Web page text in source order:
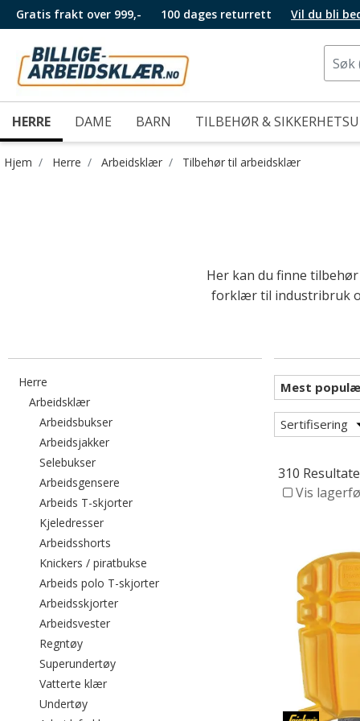
Gratis frakt over 999,- 100 dages returrett Vil du bli
HERRE DAME BARN TILBEHØR &
Hjem Herre Arbeidsklær Tilbehør til arbeidsklær
Her kan du finne
forklær til industribruk
Herre
ArbeidsklærFiltrer etter category: Arbeidsklær
ArbeidsbukserFiltrer etter category: Arbeidsbukser
ArbeidsjakkerFiltrer etter category: Arbeidsjakker
SelebukserFiltrer etter category: Selebukser
Arbeidsgensere Filtrer etter category: Arbeidsgensere
Arbeids T-skjorterFiltrer etter category: Arbeids T-skjorter
KjeledresserFiltrer etter category: Kjeledresser
Arbeidsshorts
Knickers / piratbukse Filtrer etter category: Knickers /
Arbeids polo T-skjorterFiltrer etter category: Arbeids polo T-
ArbeidsskjorterFiltrer etter category: Arbeidsskjorter
ArbeidsvesterFiltrer etter category: Arbeidsvester
RegntøyFiltrer etter category: Regntøy
SuperundertøyFiltrer etter category: Superundertøy
Vatterte klærFiltrer etter category: Vatterte klær
UndertøyFiltrer etter category: Undertøy
Sertifisering
310
Vis